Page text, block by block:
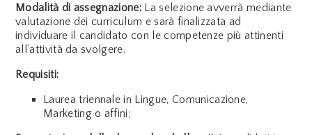
Modalità di assegnazione: La selezione avverrà mediante
valutazione dei curriculum e sarà finalizzata ad
individuare il candidato con le competenze più attinenti
all’attività da svolgere.
Requisiti:
Laurea triennale in Lingue, Comunicazione,
Marketing o affini;